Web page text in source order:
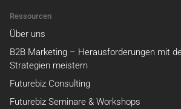
Ressourcen
Über uns
B2B Marketing – Herausforderungen mit
Strategien meistern
Futurebiz Consulting
Futurebiz Seminare & Workshops